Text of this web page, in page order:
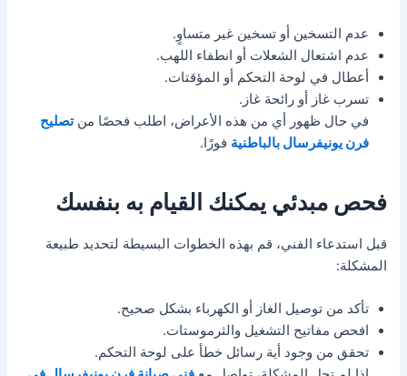
عدم التسخين أو تسخين غير متساوٍ.
عدم اشتعال الشعلات أو انطفاء اللهب.
أعطال في لوحة التحكم أو المؤقتات.
تسرب غاز أو رائحة غاز.
في حال ظهور أي من هذه الأعراض، اطلب فحصًا منتصليح
فرن يونيفرسال بالباطنية فورًا.
فحص مبدئي يمكنك القيام به بنفسك
قبل استدعاء الفني، قم بهذه الخطوات البسيطة لتحديد طبيعة
المشكلة:
تأكد من توصيل الغاز أو الكهرباء بشكل صحيح.
افحص مفاتيح التشغيل والثرموستات.
تحقق من وجود أية رسائل خطأ على لوحة التحكم.